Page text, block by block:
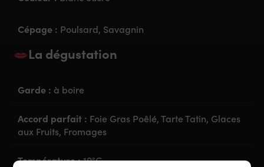
Cépage : Poulsard, Savagnin
La dégustation
Garde : à boire
Accord parfait : Foie Gras Poêlé, Tarte Tatin, Glaces
aux Fruits, Fromages
Température :10°C